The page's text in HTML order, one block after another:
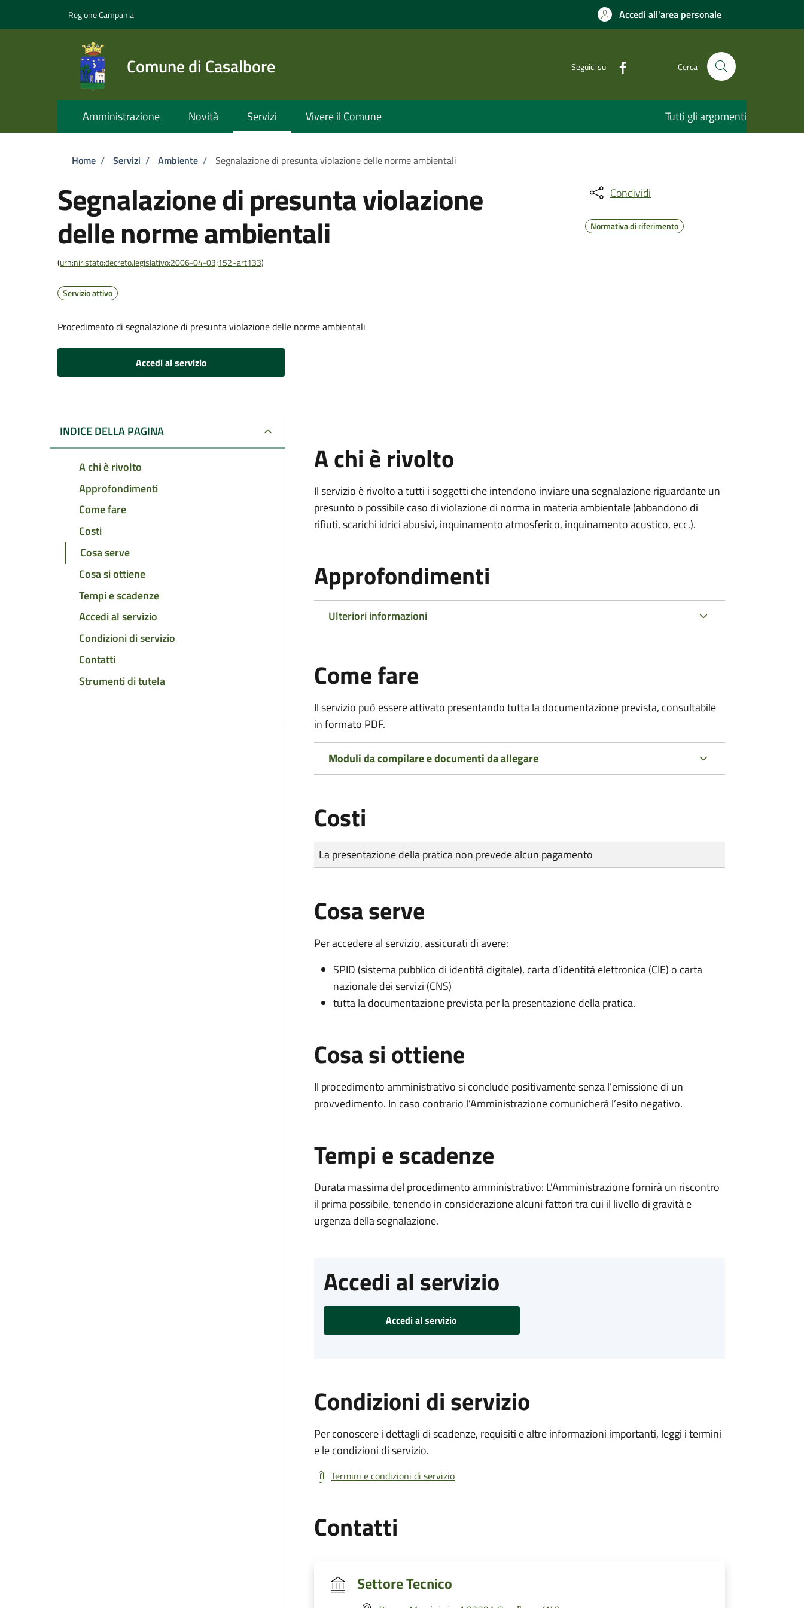
Regione Campania Accedi all'area personale
Comune di Casalbore Seguici su Cerca
Amministrazione Novità Servizi Vivere il Comune Tutti gli argomenti
Briciole di pane
Home / Servizi / Ambiente / Segnalazione di presunta violazione delle norme ambientali
Segnalazione di presunta violazione
delle norme ambientali
(urn:nir:stato:decreto.legislativo:2006-04-03;152~art133)
Servizio attivo
Procedimento di segnalazione di presunta violazione delle norme ambientali
Accedi al servizio
Condividi
Normativa di riferimento
INDICE DELLA PAGINA
A chi è rivolto
Approfondimenti
Come fare
Costi
Cosa serve
Cosa si ottiene
Tempi e scadenze
Accedi al servizio
Condizioni di servizio
Contatti
Strumenti di tutela
A chi è rivolto
Il servizio è rivolto a tutti i soggetti che intendono inviare una segnalazione riguardante un
presunto o possibile caso di violazione di norma in materia ambientale (abbandono di
rifiuti, scarichi idrici abusivi, inquinamento atmosferico, inquinamento acustico, ecc.).
Approfondimenti
Ulteriori informazioni
Come fare
Il servizio può essere attivato presentando tutta la documentazione prevista, consultabile
in formato PDF.
Moduli da compilare e documenti da allegare
Costi
Tipo di pagamento
Importo
La presentazione della pratica non prevede alcun pagamento
Cosa serve
Per accedere al servizio, assicurati di avere:
SPID (sistema pubblico di identità digitale), carta d’identità elettronica (CIE) o carta
nazionale dei servizi (CNS)
tutta la documentazione prevista per la presentazione della pratica.
Cosa si ottiene
Il procedimento amministrativo si conclude positivamente senza l’emissione di un
provvedimento. In caso contrario l’Amministrazione comunicherà l’esito negativo.
Tempi e scadenze
Durata massima del procedimento amministrativo: L'Amministrazione fornirà un riscontro
il prima possibile, tenendo in considerazione alcuni fattori tra cui il livello di gravità e
urgenza della segnalazione.
Accedi al servizio
Accedi al servizio
Condizioni di servizio
Per conoscere i dettagli di scadenze, requisiti e altre informazioni importanti, leggi i termini
e le condizioni di servizio.
Termini e condizioni di servizio
Contatti
Settore Tecnico